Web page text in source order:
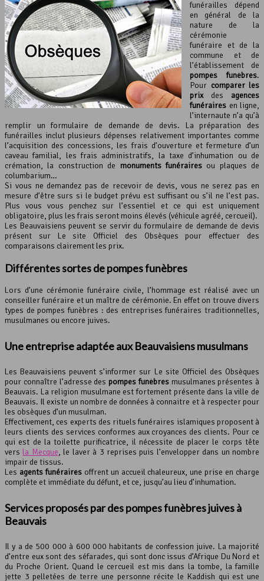
funérailles dépend
en général de la
nature de la
cérémonie
funéraire et de la
commune et de
l’établissement de
pompes funèbres.
Pour comparer les
prixdes agences
funéraires en ligne,
l’internaute n’a qu’à
remplir un formulaire de demande de devis. La préparation des
funérailles inclut plusieurs dépenses relativement importantes comme
l’acquisition des concessions, les frais d’ouverture et fermeture d’un
caveau familial, les frais administratifs, la taxe d’inhumation ou de
crémation, la construction de monuments funérairesou plaques de
columbarium…
Si vous ne demandez pas de recevoir de devis, vous ne serez pas en
mesure d’être surs si le budget prévu est suffisant ou s’il ne l’est pas.
Plus vous vous penchez sur l’essentiel et ce qui est uniquement
obligatoire, plus les frais seront moins élevés (véhicule agréé, cercueil).
Les Beauvaisiens peuvent se servir du formulaire de demande de devis
présent sur Le site Officiel des Obsèques pour effectuer des
comparaisons clairement les prix.
Différentes sortes depompes funèbres
Lors d’une cérémonie funéraire civile, l’hommage est réalisé avec un
conseiller funéraire et un maître de cérémonie. En effet on trouve divers
types de pompes funèbres : des entreprises funéraires traditionnelles,
musulmanes ou encore juives.
Une entreprise adaptée aux Beauvaisiens musulmans
Les Beauvaisiens peuvent s’informer sur Le site Officiel des Obsèques
pour connaître l’adresse des pompes funèbresmusulmanes présentes à
Beauvais. La religion musulmane est fortement présente dans la ville de
Beauvais. Il existe un nombre de données à connaitre et à respecter pour
les obsèques d’un musulman.
Effectivement, ces experts des rituels funéraires islamiques proposent à
leurs clients des services conformes aux croyances des clients. Pour ce
qui est de la toilette purificatrice, il nécessite de placer le corps tête
vers la Mecque, le laver à 3 reprises puis l’envelopper dans un nombre
impair de tissus.
Les agents funérairesoffrent un accueil chaleureux, une prise en charge
complète et immédiate du défunt, et ce, jusqu’au lieu d’inhumation.
Services proposés par des pompes funèbres juives à
Beauvais
Il y a de 500 000 à 600 000 habitants de confession juive. La majorité
d’entre eux sont des séfarades, qui sont donc issus d’Afrique Du Nord et
du Proche Orient. Quand le cercueil est mis dans la tombe, la famille
jette 3 pelletées de terre une personne récite le Kaddish qui est une